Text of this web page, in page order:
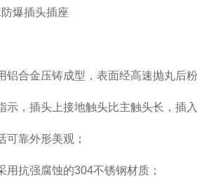
爆插头插座
铝合金压铸成型，表面经高速抛丸后
示，插头上接地触头比主触头长，插
可靠外形美观；
用抗强腐蚀的304不锈钢材质；